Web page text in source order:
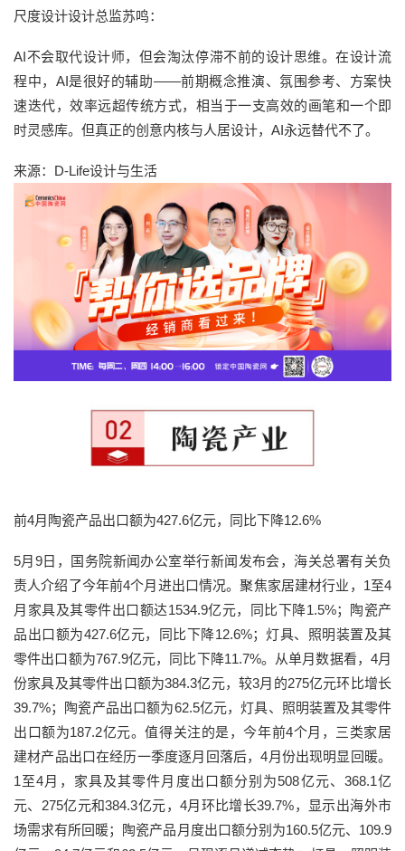
尺度设计设计总监苏鸣：
AI不会取代设计师，但会淘汰停滞不前的设计思维。在设计流
程中，AI是很好的辅助——前期概念推演、氛围参考、方案快
速迭代，效率远超传统方式，相当于一支高效的画笔和一个即
时灵感库。但真正的创意内核与人居设计，AI永远替代不了。
来源：D-Life设计与生活
前4月陶瓷产品出口额为427.6亿元，同比下降12.6%
5月9日，国务院新闻办公室举行新闻发布会，海关总署有关负
责人介绍了今年前4个月进出口情况。聚焦家居建材行业，1至4
月家具及其零件出口额达1534.9亿元，同比下降1.5%；陶瓷产
品出口额为427.6亿元，同比下降12.6%；灯具、照明装置及其
零件出口额为767.9亿元，同比下降11.7%。从单月数据看，4月
份家具及其零件出口额为384.3亿元，较3月的275亿元环比增长
39.7%；陶瓷产品出口额为62.5亿元，灯具、照明装置及其零件
出口额为187.2亿元。值得关注的是，今年前4个月，三类家居
建材产品出口在经历一季度逐月回落后，4月份出现明显回暖。
1至4月，家具及其零件月度出口额分别为508亿元、368.1亿
元、275亿元和384.3亿元，4月环比增长39.7%，显示出海外市
场需求有所回暖；陶瓷产品月度出口额分别为160.5亿元、109.9